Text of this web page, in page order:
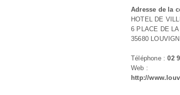
Adresse de la
HOTEL DE
6 PLACE DE
35680
Téléphone :02
Web :
http://